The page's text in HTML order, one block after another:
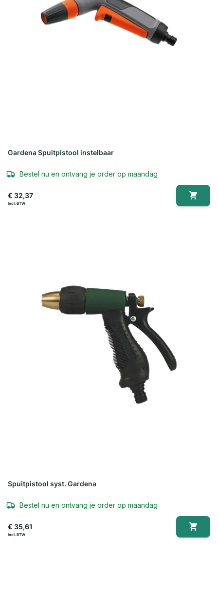
Gardena Spuitpistool instelbaar
Bestel nu en ontvang je order op maandag
€ 32,37
Spuitpistool syst. Gardena
Bestel nu en ontvang je order op maandag
€ 35,61